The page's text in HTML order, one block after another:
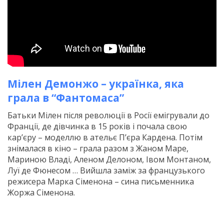
Мілен Демонжо – українка, яка
грала в “Фантомаса”
Батьки Мілен після революції в Росії емігрували до
Франції, де дівчинка в 15 років і почала свою
кар’єру – моделлю в ательє П’єра Кардена. Потім
знімалася в кіно – грала разом з Жаном Маре,
Мариною Владі, Аленом Делоном, Івом Монтаном,
Луї де Фюнесом … Вийшла заміж за французького
режисера Марка Сіменона – сина письменника
Жоржа Сіменона.